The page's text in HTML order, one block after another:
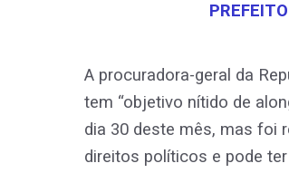
A procuradora-geral da
tem “objetivo nítido de
dia 30 deste mês, mas foi
direitos políticos e pode